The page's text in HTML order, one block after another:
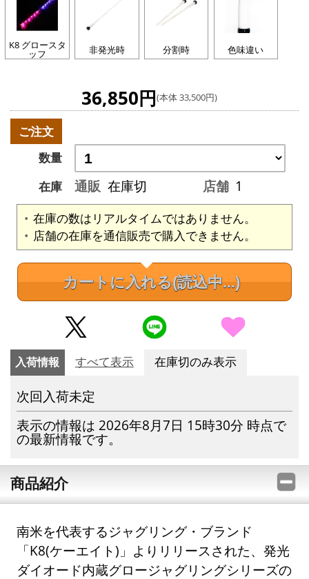
K8 グロースタ
ッフ 非発光時 分割時 色味違い
36,850円(本体 33,500円)
ご注文
数量
在庫
通販 在庫切 店舗 1
在庫の数はリアルタイムではありません。
店舗の在庫を通信販売で購入できません。
カートに入れる(読込中...)
入荷情報 すべて表示 在庫切のみ表示
次回入荷未定
表示の情報は 2026年8月7日 15時30分 時点で
の最新情報です。
商品紹介
南米を代表するジャグリング・ブランド
「K8(ケーエイト)」よりリリースされた、発光
ダイオード内蔵グロージャグリングシリーズの